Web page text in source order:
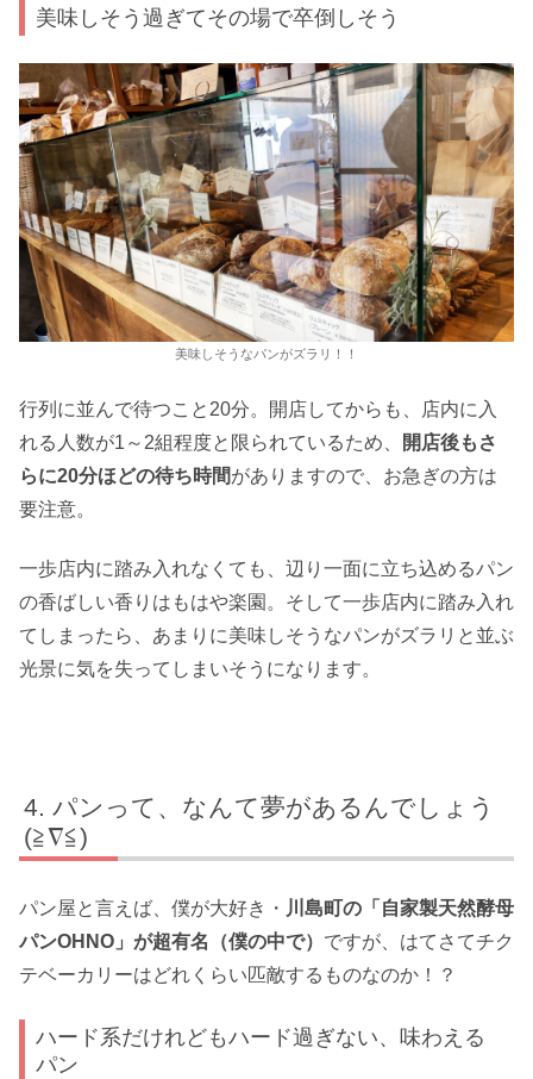
美味しそう過ぎてその場で卒倒しそう
美味しそうなパンがズラリ！！
行列に並んで待つこと20分。開店してからも、店内に入
れる人数が1～2組程度と限られているため、
開店後もさ
らに20分ほどの待ち時間がありますので、お急ぎの方は
要注意。
一歩店内に踏み入れなくても、辺り一面に立ち込めるパン
の香ばしい香りはもはや楽園。そして一歩店内に踏み入れ
てしまったら、あまりに美味しそうなパンがズラリと並ぶ
光景に気を失ってしまいそうになります。
パンって、なんて夢があるんでしょう
(≧∇≦)
パン屋と言えば、僕が大好き・ 川島町の「自家製天然酵母
パンOHNO」が超有名（僕の中で） ですが、はてさてチク
テベーカリーはどれくらい匹敵するものなのか！？
ハード系だけれどもハード過ぎない、味わえる
パン